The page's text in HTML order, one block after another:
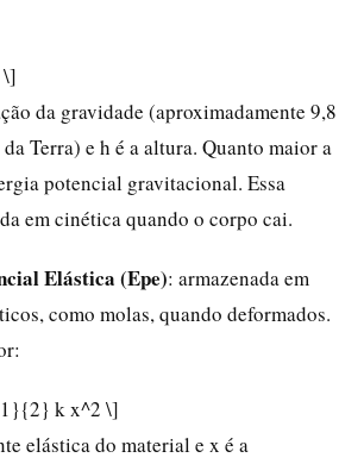
da gravidade (aproximadamente 9,8
Terra) e h é a altura. Quanto maior a
potencial gravitacional. Essa
em cinética quando o corpo cai.
Elástica (Epe): armazenada em
como molas, quando deformados.
k x^2 \]
elástica do material e x é a